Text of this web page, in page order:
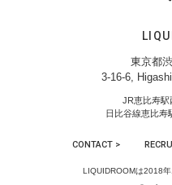
東京都
3-16-6,
JR恵比寿駅
日比谷線恵比寿
CONTACT >
LIQUIDROOMは2018年